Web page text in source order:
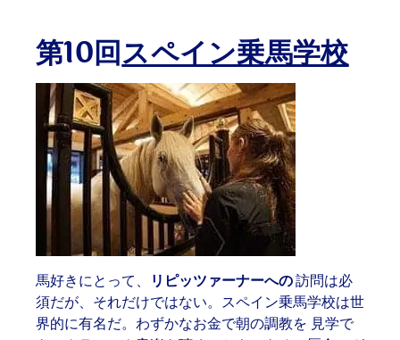
第10回スペイン乗馬学校
馬好きにとって、 リピッツァーナーへの訪問は必
須だが、それだけではない。スペイン乗馬学校は世
界的に有名だ。わずかなお金で朝の調教を 見学で